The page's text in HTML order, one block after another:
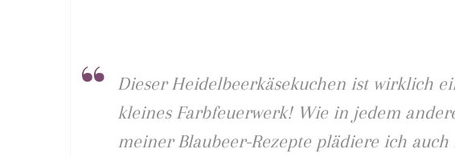
Dieser Heidelbeerkäsekuchen ist wirklich
kleines Farbfeuerwerk! Wie in jedem
meiner Blaubeer-Rezepte plädiere ich